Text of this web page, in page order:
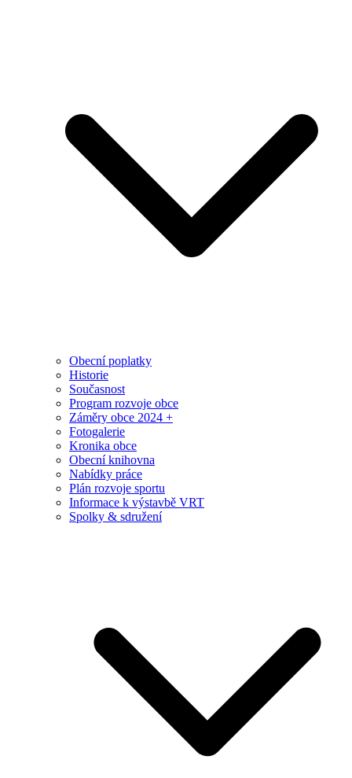
Obecní poplatky
Historie
Současnost
Program rozvoje obce
Záměry obce 2024 +
Fotogalerie
Kronika obce
Obecní knihovna
Nabídky práce
Plán rozvoje sportu
Informace k výstavbě VRT
Spolky & sdružení